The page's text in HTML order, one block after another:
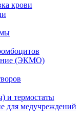
крови
(ЭКМО)
и термостаты
для медучреждений